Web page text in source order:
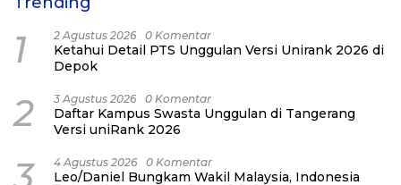
1 2 Agustus 2026 0 Komentar
Ketahui Detail PTS Unggulan Versi Unirank 2026 di
Depok
2 3 Agustus 2026 0 Komentar
Daftar Kampus Swasta Unggulan di Tangerang
Versi uniRank 2026
4 Agustus 2026 0 Komentar
Leo/Daniel Bungkam Wakil Malaysia, Indonesia